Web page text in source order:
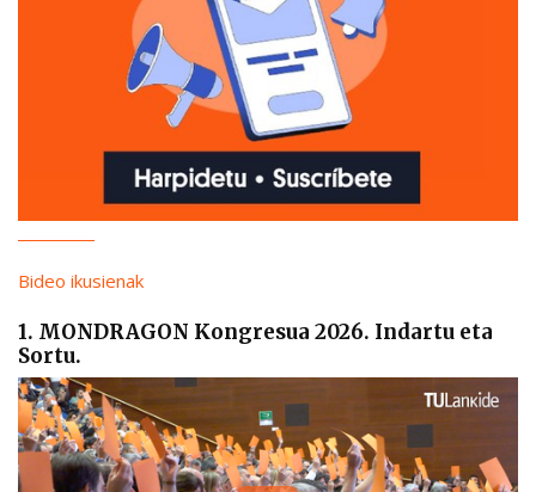
Bideo ikusienak
1. MONDRAGON Kongresua 2026. Indartu eta
Sortu.